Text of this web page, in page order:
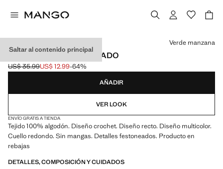
Saltar al contenido principal
TOP CROCHET COMBINADO
Precio inicial tachado [US$ 35.99 ]
US$ 35.99
Precio actual [US$ 12.99 ]
US$ 12.99-64%
Selecciona un color
Verde manzana
AÑADIR
VER LOOK
ENVÍO GRATIS A TIENDA
Tejido 100% algodón. Diseño crochet. Diseño recto. Diseño multicolor.
Cuello redondo. Sin mangas. Detalles festoneados. Producto en
rebajas
DETALLES, COMPOSICIÓN Y CUIDADOS